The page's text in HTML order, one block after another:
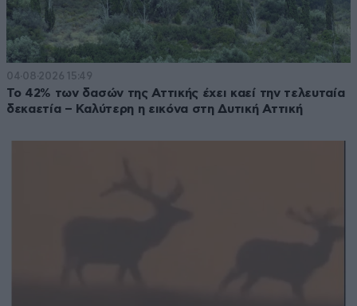
04·08·2026 15:49
Το 42% των δασών της Αττικής έχει καεί την τελευταία
δεκαετία – Καλύτερη η εικόνα στη Δυτική Αττική